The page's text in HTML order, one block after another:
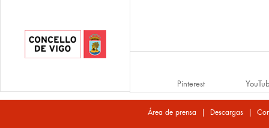
Pinterest
Área de prensa | Descargas |